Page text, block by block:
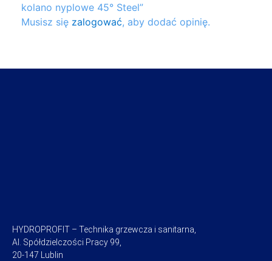
kolano nyplowe 45° Steel”
Musisz się zalogować, aby dodać opinię.
HYDROPROFIT – Technika grzewcza i sanitarna,
Al. Spółdzielczości Pracy 99,
20-147 Lublin